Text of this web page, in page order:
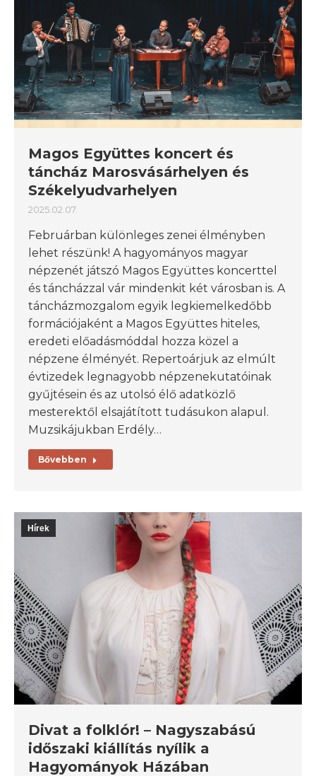
Magos Együttes koncert és
táncház Marosvásárhelyen és
Székelyudvarhelyen
2025.02.07.
Februárban különleges zenei élményben
lehet részünk! A hagyományos magyar
népzenét játszó Magos Együttes koncerttel
és táncházzal vár mindenkit két városban is. A
táncházmozgalom egyik legkiemelkedőbb
formációjaként a Magos Együttes hiteles,
eredeti előadásmóddal hozza közel a
népzene élményét. Repertoárjuk az elmúlt
évtizedek legnagyobb népzenekutatóinak
gyűjtésein és az utolsó élő adatközlő
mesterektől elsajátított tudásukon alapul.
Muzsikájukban Erdély…
Bővebben
Hírek
Divat a folklór! – Nagyszabású
időszaki kiállítás nyílik a
Hagyományok Házában